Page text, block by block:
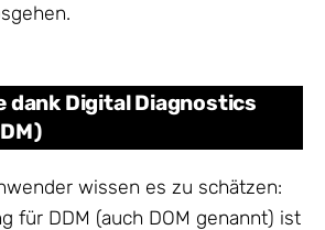
dank Digital Diagnostics
wissen es zu schätzen:
für DDM (auch DOM genannt) ist